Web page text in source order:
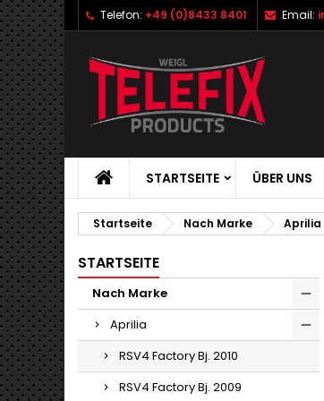
Telefon: +49 (0)8433 8401 Email:
STARTSEITE ÜBER UNS
Startseite Nach Marke Aprilia
STARTSEITE
Nach Marke
Aprilia
RSV4 Factory Bj. 2010
RSV4 Factory Bj. 2009